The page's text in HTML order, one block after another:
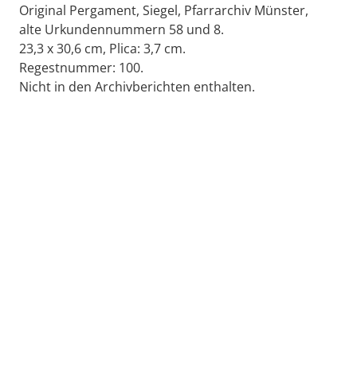
Original Pergament, Siegel, Pfarrarchiv Münster,
alte Urkundennummern 58 und 8.
23,3 x 30,6 cm, Plica: 3,7 cm.
Regestnummer: 100.
Nicht in den Archivberichten enthalten.